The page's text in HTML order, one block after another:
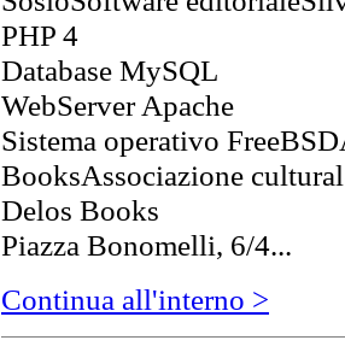
PHP 4
Database MySQL
WebServer Apache
Sistema operativo
BooksAssociazione
Delos Books
Piazza Bonomelli, 6/4...
Continua all'interno >